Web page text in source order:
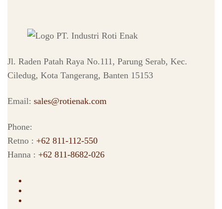
Jl. Raden Patah Raya No.111, Parung Serab, Kec.
Ciledug, Kota Tangerang, Banten 15153
Email: sales@rotienak.com
Phone:
Retno : +62 811-112-550
Hanna : +62 811-8682-026